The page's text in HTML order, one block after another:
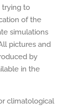
trying to
of the
simulations
pictures and
by
in the
climatological